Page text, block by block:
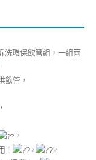
洗環保飲管組，一組兩
飲管，
，
，
！